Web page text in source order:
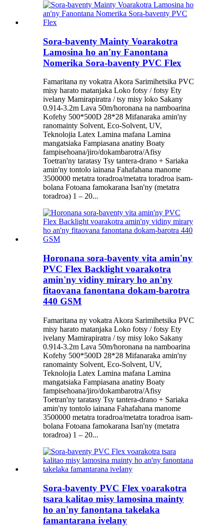
Sora-baventy Mainty Voarakotra
Lamosina ho an'ny Fanontana
Nomerika Sora-baventy PVC Flex
Famaritana ny vokatra Akora Sarimihetsika PVC
misy harato matanjaka Loko fotsy / fotsy Ety
ivelany Mamirapiratra / tsy misy loko Sakany
0.914-3.2m Lava 50m/horonana na namboarina
Kofehy 500*500D 28*28 Mifanaraka amin'ny
ranomainty Solvent, Eco-Solvent, UV,
Teknolojia Latex Lamina mafana Lamina
mangatsiaka Fampiasana anatiny Boaty
fampisehoana/jiro/dokambarotra/Afisy
Toetran'ny taratasy Tsy tantera-drano + Sariaka
amin'ny tontolo iainana Fahafahana manome
3500000 metatra toradroa/metatra toradroa isam-
bolana Fotoana famokarana Isan'ny (metatra
toradroa) 1 – 20...
Horonana sora-baventy vita amin'ny
PVC Flex Backlight voarakotra
amin'ny vidiny mirary ho an'ny
fitaovana fanontana dokam-barotra
440 GSM
Famaritana ny vokatra Akora Sarimihetsika PVC
misy harato matanjaka Loko fotsy / fotsy Ety
ivelany Mamirapiratra / tsy misy loko Sakany
0.914-3.2m Lava 50m/horonana na namboarina
Kofehy 500*500D 28*28 Mifanaraka amin'ny
ranomainty Solvent, Eco-Solvent, UV,
Teknolojia Latex Lamina mafana Lamina
mangatsiaka Fampiasana anatiny Boaty
fampisehoana/jiro/dokambarotra/Afisy
Toetran'ny taratasy Tsy tantera-drano + Sariaka
amin'ny tontolo iainana Fahafahana manome
3500000 metatra toradroa/metatra toradroa isam-
bolana Fotoana famokarana Isan'ny (metatra
toradroa) 1 – 20...
Sora-baventy PVC Flex voarakotra
tsara kalitao misy lamosina mainty
ho an'ny fanontana takelaka
famantarana ivelany